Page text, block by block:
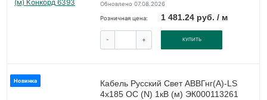
Обновлено 07.08.2026
Розничная цена: 1 481.24 руб. / м
- + КУПИТЬ
Новинка
Кабель Русский Свет АВВГнг(А)-LS
4х185 ОС (N) 1кВ (м) ЭК000113261